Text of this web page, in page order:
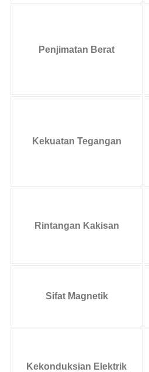
Penjimatan Berat
Kekuatan Tegangan
Rintangan Kakisan
Sifat Magnetik
Kekonduksian Elektrik